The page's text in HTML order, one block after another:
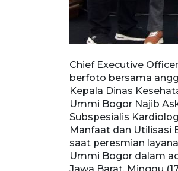
Chief Executive
berfoto bersama
Kepala Dinas
Ummi Bogor Najib
Subspesialis
Manfaat dan Utilisasi
saat peresmian
Ummi Bogor dalam